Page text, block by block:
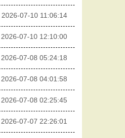
2026-07-10 11:06:14
2026-07-10 12:10:00
2026-07-08 05:24:18
2026-07-08 04:01:58
2026-07-08 02:25:45
2026-07-07 22:26:01